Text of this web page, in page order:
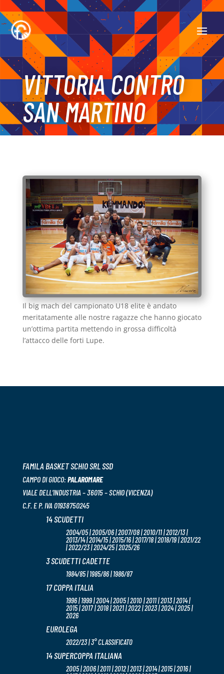
VITTORIA CONTRO
SAN MARTINO
Il big mach del campionato U18 elite è andato
meritatamente alle nostre ragazze che hanno giocato
un’ottima partita mettendo in grossa difficoltà
l’attacco delle forti Lupe.
FAMILA BASKET SCHIO SRL SSD
CAMPO DI GIOCO:PALAROMARE
VIALE DELL’INDUSTRIA – 36015 – SCHIO (VICENZA)
C.F. E P. IVA 01938750245
14 SCUDETTI
2004/05 | 2005/06 | 2007/08 | 2010/11 | 2012/13 |
2013/14 | 2014/15 | 2015/16 | 2017/18 | 2018/19 | 2021/22
| 2022/23 | 2024/25 | 2025/26
3 SCUDETTI CADETTE
1984/85 | 1985/86 | 1986/87
17 COPPA ITALIA
1996 | 1999 | 2004 | 2005 | 2010 | 2011 | 2013 | 2014 |
2015 | 2017 | 2018 | 2021 | 2022 | 2023 | 2024 | 2025 |
2026
EUROLEGA
2022/23 | 3° CLASSIFICATO
14 SUPERCOPPA ITALIANA
2005 | 2006 | 2011 | 2012 | 2013 | 2014 | 2015 | 2016 |